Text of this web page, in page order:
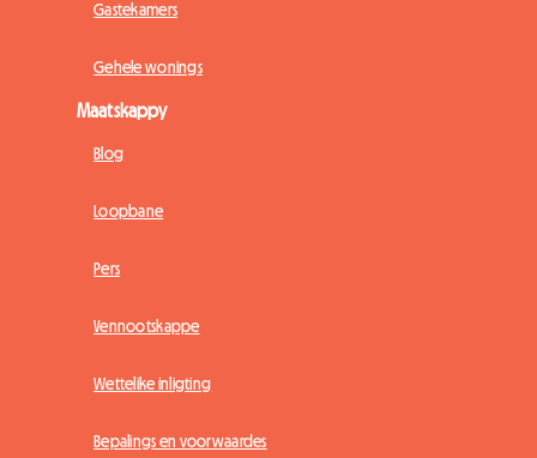
Gastekamers
Gehele wonings
Maatskappy
Blog
Loopbane
Pers
Vennootskappe
Wettelike inligting
Bepalings en voorwaardes